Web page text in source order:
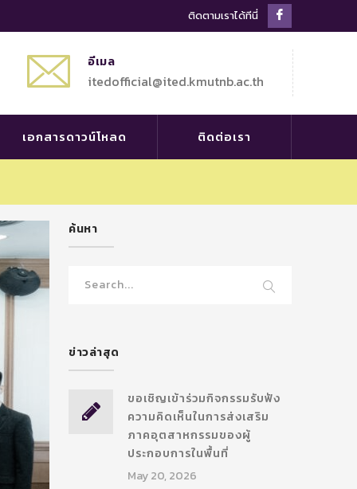
ติดตามเราได้ทีนี่
อีเมล
itedofficial@ited.kmutnb.ac.th
เอกสารดาวน์โหลด ติดต่อเรา
ค้นหา
ข่าวล่าสุด
ขอเชิญเข้าร่วมกิจกรรมรับฟัง
ความคิดเห็นในการส่งเสริม
ภาคอุตสาหกรรมของผู้
ประกอบการในพื้นที่
May 20, 2026